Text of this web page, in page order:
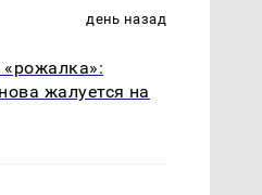
день назад
жалуется на